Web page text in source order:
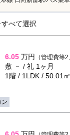
べて選択
6.05 万円 （管理費等
敷 － / 礼 1ヶ月
1階 / 1LDK / 50.01㎡
ン